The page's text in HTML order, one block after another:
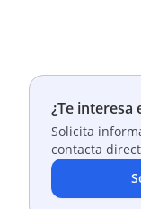
¿Te interesa
Solicita
contacta